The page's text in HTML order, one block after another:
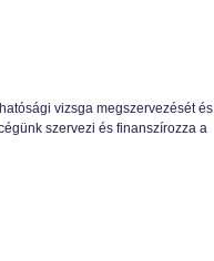
vizsga megszervezését és
szervezi és finanszírozza a